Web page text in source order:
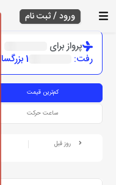
ورود / ثبت نام
پرواز برای
رفت:
1 بزرگسال
کم‌ترین قیمت
ساعت حرکت
روز قبل